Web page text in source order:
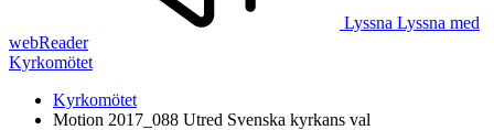
Lyssna Lyssna med
webReader
Kyrkomötet
Kyrkomötet
Motion 2017_088 Utred Svenska kyrkans val